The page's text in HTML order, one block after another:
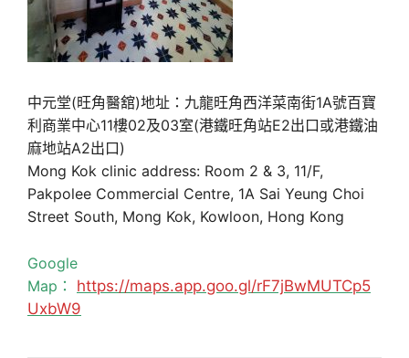
中元堂(旺角醫舘)地址：九龍旺角西洋菜南街1A號百寶
利商業中心11樓02及03室(港鐵旺角站E2出口或港鐵油
麻地站A2出口)
Mong Kok clinic address: Room 2 & 3, 11/F,
Pakpolee Commercial Centre, 1A Sai Yeung Choi
Street South, Mong Kok, Kowloon, Hong Kong
Google
Map： https://maps.app.goo.gl/rF7jBwMUTCp5
UxbW9